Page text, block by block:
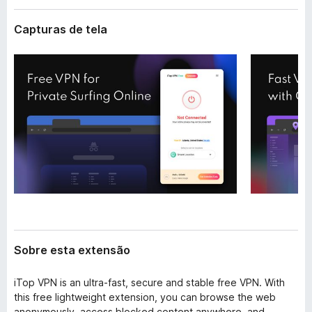
d
e
f
s
Capturas de tela
Sobre esta extensão
iTop VPN is an ultra-fast, secure and stable free VPN. With
this free lightweight extension, you can browse the web